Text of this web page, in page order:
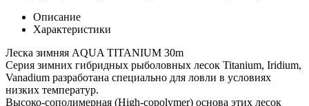
Описание
Характеристики
Леска зимняя AQUA TITANIUM 30m
Серия зимних гибридных рыболовных лесок Titanium, Iridium,
Vanadium разработана специально для ловли в условиях
низких температур.
Высоко-сополимерная (High-copolymer) основа этих лесок